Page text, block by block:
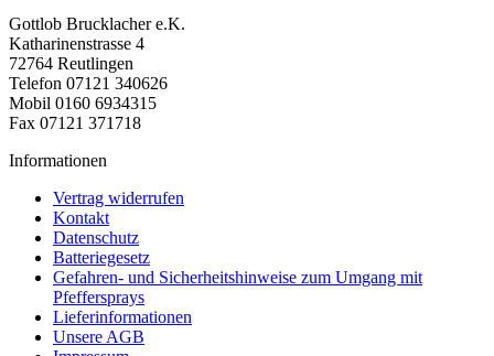
Gottlob Brucklacher e.K.
Katharinenstrasse 4
72764 Reutlingen
Telefon 07121 340626
Mobil 0160 6934315
Fax 07121 371718
Informationen
Vertrag widerrufen
Kontakt
Datenschutz
Batteriegesetz
Gefahren- und Sicherheitshinweise zum Umgang mit
Pfeffersprays
Lieferinformationen
Unsere AGB